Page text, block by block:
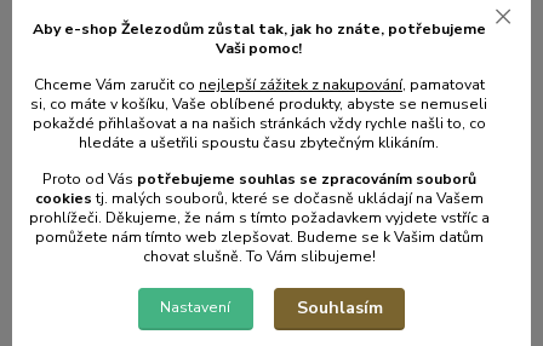
01. 08. 2026
💥 Stali jsme se přímým dovozcem hliníkových žebřů a
lešení.
číst celé
Aby e-shop Železodům zůstal tak, jak ho znáte, potřebujeme
Vaši pomoc!
Chceme Vám zaručit co nejlepší zážitek z nakupování, pamatovat
si, co máte v košíku, Vaše oblíbené produkty, abyste se nemuseli
pokaždé přihlašovat a na našich stránkách vždy rychle našli to, co
hledáte a ušetřili spoustu času zbytečným klikáním.
Proto od Vás potřebujeme souhlas se zpracováním souborů
cookiestj. malých souborů, které se dočasně ukládají na Vašem
prohlížeči. Děkujeme, že nám s tímto požadavkem vyjdete vstříc a
pomůžete nám tímto web zlepšovat. Budeme se k Vašim datům
chovat slušně. To Vám slibujeme!
Nastavení Souhlasím